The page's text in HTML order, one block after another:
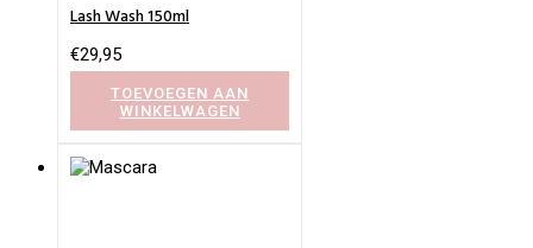
Lash Wash 150ml
€29,95
TOEVOEGEN AAN
WINKELWAGEN